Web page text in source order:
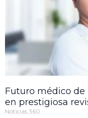
Futuro médico
en prestigiosa
Noticias 360